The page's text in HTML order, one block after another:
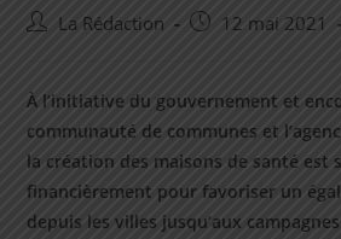
Auteur/autrice
publication :
La Rédaction
Post12 mai 2021
À l’initiative du gouvernement et
communauté de communes et
la création des maisons de santé est
financièrement pour favoriser un
depuis les villes jusqu’aux